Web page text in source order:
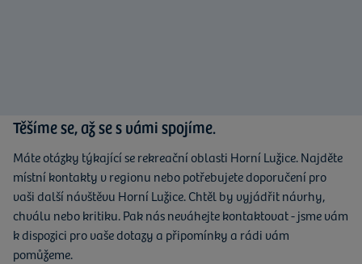
Těšíme se, až se s vámi spojíme.
Máte otázky týkající se rekreační oblasti Horní Lužice. Najděte
místní kontakty v regionu nebo potřebujete doporučení pro
vaši další návštěvu Horní Lužice. Chtěl by vyjádřit návrhy,
chválu nebo kritiku. Pak nás neváhejte kontaktovat - jsme vám
k dispozici pro vaše dotazy a připomínky a rádi vám
pomůžeme.